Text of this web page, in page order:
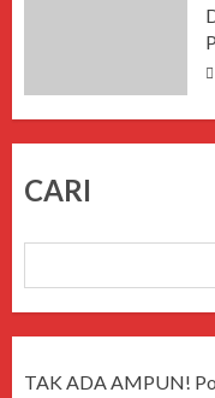
CARI
TAK ADA AMPUN!